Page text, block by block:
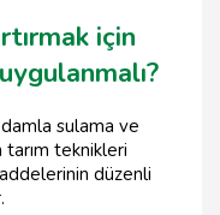
için
sulama ve
teknikleri
düzenli